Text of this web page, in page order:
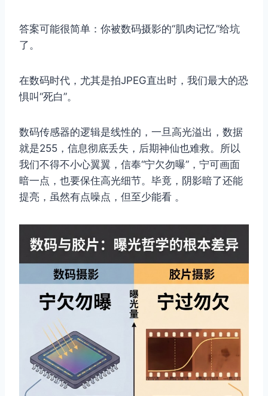
答案可能很简单：你被数码摄影的“肌肉记忆”给坑
了。
在数码时代，尤其是拍JPEG直出时，我们最大的恐
惧叫“死白”。
数码传感器的逻辑是线性的，一旦高光溢出，数据
就是255，信息彻底丢失，后期神仙也难救。所以
我们不得不小心翼翼，信奉“宁欠勿曝”，宁可画面
暗一点，也要保住高光细节。毕竟，阴影暗了还能
提亮，虽然有点噪点，但至少能看 。